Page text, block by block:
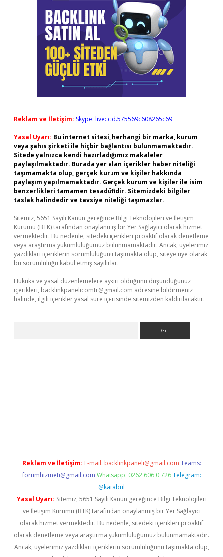
Reklam ve İletişim: Skype: live:.cid.575569c608265c69
Yasal Uyarı: Bu internet sitesi, herhangi bir marka, kurum
veya şahıs şirketi ile hiçbir bağlantısı bulunmamaktadır.
Sitede yalnızca kendi hazırladığımız makaleler
paylaşılmaktadır. Burada yer alan içerikler haber niteliği
taşımamakta olup, gerçek kurum ve kişiler hakkında
paylaşım yapılmamaktadır. Gerçek kurum ve kişiler ile isim
benzerlikleri tamamen tesadüfidir. Sitemizdeki bilgiler
taslak halindedir ve tavsiye niteliği taşımazlar.
Sitemiz, 5651 Sayılı Kanun gereğince Bilgi Teknolojileri ve İletişim
Kurumu (BTK) tarafından onaylanmış bir Yer Sağlayıcı olarak hizmet
vermektedir. Bu nedenle, sitedeki içerikleri proaktif olarak denetleme
veya araştırma yükümlülüğümüz bulunmamaktadır. Ancak, üyelerimiz
yazdıkları içeriklerin sorumluluğunu taşımakta olup, siteye üye olarak
bu sorumluluğu kabul etmiş sayılırlar.
Hukuka ve yasal düzenlemelere aykırı olduğunu düşündüğünüz
içerikleri, backlinkpanelicomtr@gmail.com adresine bildirmeniz
halinde, ilgili içerikler yasal süre içerisinde sitemizden kaldırılacaktır.
Reklam ve İletişim: E-mail: backlinkpaneli@gmail.com Teams:
forumhizmeti@gmail.com Whatsapp: 0262 606 0 726 Telegram:
@karabul
Yasal Uyarı: Sitemiz, 5651 Sayılı Kanun gereğince Bilgi Teknolojileri
ve İletişim Kurumu (BTK) tarafından onaylanmış bir Yer Sağlayıcı
olarak hizmet vermektedir. Bu nedenle, sitedeki içerikleri proaktif
olarak denetleme veya araştırma yükümlülüğümüz bulunmamaktadır.
Ancak, üyelerimiz yazdıkları içeriklerin sorumluluğunu taşımakta olup,